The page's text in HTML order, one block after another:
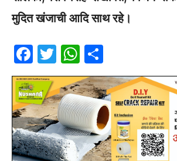
मुदित खंजाची आदि साथ रहे।
F
a
c
e
b
o
T
w
itt
er
W
h
at
s
A
p
h
ar
e